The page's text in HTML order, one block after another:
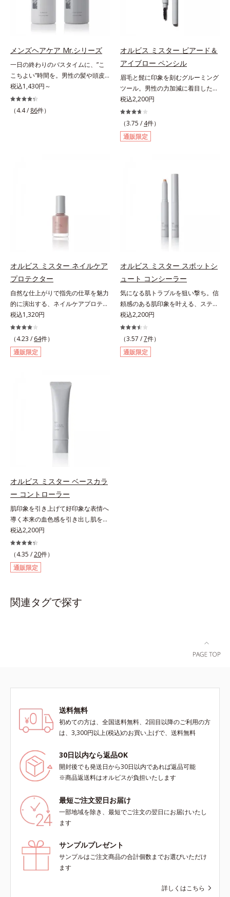
ータイプはクレンジングによる洗顔
が必要です。※衣服につかないよう
にご注意ください。衣服に色がつい
てください。
分を組み合わせた「MULTI-３※」
を配合。さらに、ミツロウ、ヒアル
ロン酸、コラーゲン配合で、唇にう
ス、ビワ葉エキス、カミツレ花エキ
毛穴の汚れをしっかり洗い流す期待
感が高まる黒と、優しく肌に吸い付
くようなとろけ感のジェル状テクス
っかり洗い流し、洗いあがりはつる
んとした肌に。泡立て不要であわた
だしい朝も疲れて帰ってきた夜も手
軽にご使用いただけます。*1 リパ
ーゼ、リンゴ酸*2 イソステアリル
アスコルビルリン酸２Na、プラン
クトンエキス、ハス花エキス、乳酸
桿菌/セイヨウナシ果汁発酵液、ア
ルギニン【ご使用ステップ】オルビ
ス ミスター クレンザー ⇒ 化粧水
ペシャル洗顔としてのご使用をおす
すめいたしますが、クレンジング料
法】①適量(さくらんぼ 1粒程度)を
とり、乾いた肌の上で優しくらせん
②指先の感触が軽くなったら、水ま
たはぬるま湯でよく洗い流します。
※W洗顔は不要です。
メンズヘアケア Mr.シリーズ
一日の終わりのバスタイムに、”こ
こちよい”時間を。男性の髪や頭皮
は汗や余分な皮脂に加え、ハードワ
ックスやスプレーなど性質が異なる
汚れがたまりやすい環境にありま
分と水分のバランスを整え、髪と頭
ンディショナーには髪の1本1本を均
一な膜で包み込む「プレスタイリン
グ成分(*3)」を採用し、コーティン
え、スタイリングしやすい髪へ導き
ます。深呼吸したくなる爽やかでや
さしいグリーン＆ハーブの香りで、
毎日をタフに頑張る男性の心を解き
ほぐします。*1 ラウリルグルコシ
ド、ラウリン酸ポリグリセリル-10
＝皮脂、スタイリング剤など複合的
な汚れを落とす成分*2 グリチルリ
チン酸２K、アルテロモナス発酵エ
おいを与える保湿成分*3 PPG-3カ
プリリルエーテル＝毛髪の水分・油
分を保ち、髪をまとまりやすく整え
税込1,430円～
（4.4 / 86件）
オルビス ミスター ビアード＆
アイブロー ペンシル
眉毛と髭に印象を刻むグルーミング
ツール。男性の力加減に着目した絶
妙な柔らかさと肌なじみ・密着感を
計算したフィックスブレード処方
と、テクニック不要で太い部分も細
い部分も自由自在に描き足せるマル
チブレード処方を採用。眉毛を描き
い印象や髪色に合わせて選べる2色
展開。ブレイブグレー：きりっとし
タイリッシュブラウン。茶色味がか
った髪色の人におすすめ。【ご使用
のスクリューブラシで毛流れを整え
た後、中央から眉山に向かって眉毛
の隙間を埋めるように描きます。②
眉山から眉尻へ描き、眉頭を整えま
す。③最後に、スクリューブラシで
全体を軽くぼかします。■ヒゲやも
みあげに使用する場合①付属のスク
リューブラシで毛流れを整えた後、
軸先の細い方を使って毛を一本ずつ
書き足すように足りない部分や整え
税込2,200円
（3.75 / 4件）
通販限定
オルビス ミスター ネイルケア
プロテクター
自然な仕上がりで指先の仕草を魅力
的に演出する、ネイルケアプロテク
ター。ハーフマットな仕上がりで自
爪をきれいに整え、日常の何気ない
手元・指先の仕草を魅力的に演出す
る、ネイルケアプロテクターで
す。“塗ってる感”がなく、自爪をナ
するだけ。スピーディマット処方で
すばやく乾き、何かと目に触れがち
な指先に、さり気なく信頼感を宿し
ます。【色説明】（01）：”塗って
る感”を感じさせない、ほんのり血
元へ導くくすみピンク【ご使用方
す。②筆と軸についた液をビンの口
元でしごき、量を調整してから自爪
に直接塗ります。2度塗りすると、
より美しい仕上がりになります。
税込1,320円
（4.23 / 64件）
通販限定
オルビス ミスター スポットシ
ュート コンシーラー
気になる肌トラブルを狙い撃ち。信
頼感のある肌印象を叶える、スティ
ックコンシーラー。自然な仕上がり
とカバー力を両立させた、スティッ
ク状のコンシーラーです。「6mm
口径スポットシューター設計」で、
まるでバスケのシュートを決めるよ
税込2,200円
（3.57 /7件）
通販限定
オルビス ミスター ベースカラ
ー コントローラー
肌印象を引き上げて好印象な表情へ
導く本来の血色感を引き出し肌を均
一に整えるベースカラー。スキンケ
ア感覚で絶好調な肌へ整えるベース
コントロールカラーです。肌トラブ
ルを“覆い隠す”のではなく、“光で整
える”オレンジフィルター理論に着
て、血色のよいイキイキとした印象
を配合。夕方までベタつき＆乾燥知
らずの、清潔感のある肌が続きま
す。さらにSPF20・PA++の紫外線カ
カット。洗顔料で簡単に落とすこと
ができ、スキンケアの延長で使いや
すい、みずみずしいクリームタイプ
後、適量（パール1～2粒大程度）を
とり、顔全体に少量ずつムラなくの
ばします。
税込2,200円
（4.35 /20件）
通販限定
関連タグで探す
送料無料
初めての方は、全国送料無料、2回目以降のご利用の方
は、3,300円以上(税込)のお買い上げで、送料無料
30日以内なら返品OK
開封後でも発送日から30日以内であれば返品可能
※商品返送料はオルビスが負担いたします
最短ご注文翌日お届け
一部地域を除き、最短でご注文の翌日にお届けいたし
ます
サンプルプレゼント
サンプルはご注文商品の合計個数までお選びいただけ
ます
詳しくはこちら